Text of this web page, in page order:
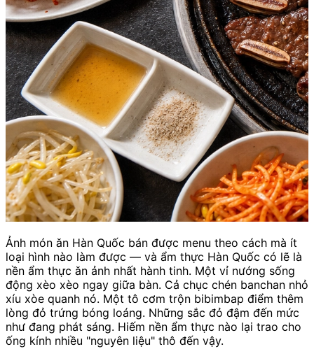
Ảnh món ăn Hàn Quốc bán được menu theo cách mà ít
loại hình nào làm được — và ẩm thực Hàn Quốc có lẽ là
nền ẩm thực ăn ảnh nhất hành tinh. Một vỉ nướng sống
động xèo xèo ngay giữa bàn. Cả chục chén banchan nhỏ
xíu xòe quanh nó. Một tô cơm trộn bibimbap điểm thêm
lòng đỏ trứng bóng loáng. Những sắc đỏ đậm đến mức
như đang phát sáng. Hiếm nền ẩm thực nào lại trao cho
ống kính nhiều "nguyên liệu" thô đến vậy.